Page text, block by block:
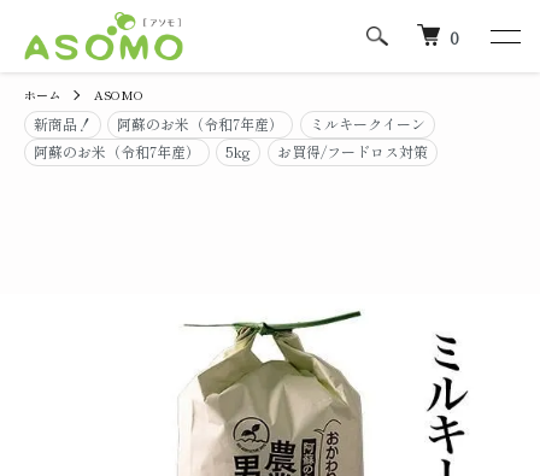
0
ホーム ASOMO
新商品！ 阿蘇のお米（令和7年産）
ミルキークイーン
阿蘇のお米（令和7年産）
5kg お買得/フードロス対策